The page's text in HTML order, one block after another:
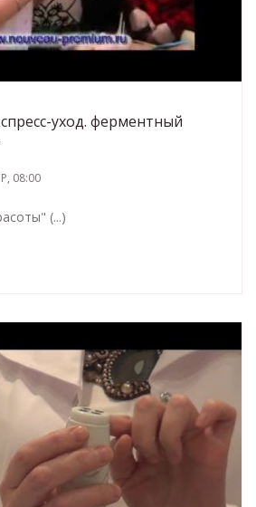
уход. ферментный
08:00
(...)